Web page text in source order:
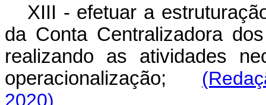
XIII - efetuar a
da Conta Centralizadora
realizando as atividades
operacionalização;
2020)